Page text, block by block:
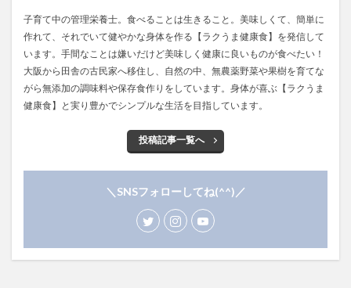
子育て中の管理栄養士。食べることは生きること。美味しくて、簡単に
作れて、それでいて健やかな身体を作る【ラクうま健康食】を発信して
います。手間なことは嫌いだけど美味しく健康に良いものが食べたい！
大阪から田舎の古民家へ移住し、自然の中、無農薬野菜や果樹を育てな
がら無添加の調味料や保存食作りをしています。身体が喜ぶ【ラクうま
健康食】と実り豊かでシンプルな生活を目指しています。
投稿記事一覧へ
＼SNSフォローしてね(^^)／